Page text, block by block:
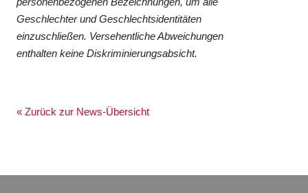
Geschlechter und Geschlechtsidentitäten
einzuschließen. Versehentliche Abweichungen
enthalten keine Diskriminierungsabsicht.
« Zurück zur News-Übersicht